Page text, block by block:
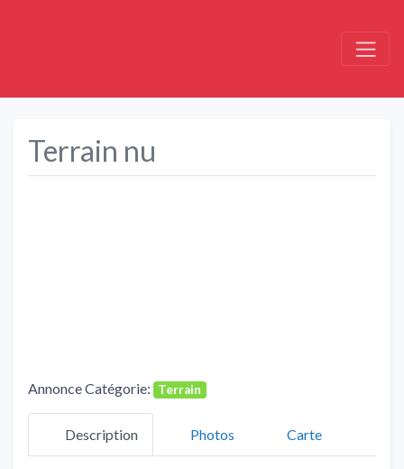
Terrain nu
Annonce Catégorie: Terrain
Description Photos Carte